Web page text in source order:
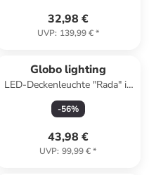
32,98 €
UVP: 139,99 €*
Globo lighting
LED-Deckenleuchte "Rada" in
Weiß/ Gelb - (H)7,5 x Ø 38 cm
-56%
43,98 €
UVP: 99,99 €*